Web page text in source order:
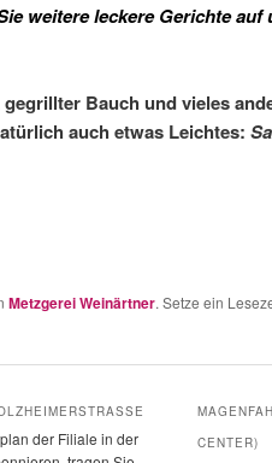
weitere leckere Gerichte auf
gegrillter Bauch und vieles
auch etwas Leichtes:
Metzgerei Weinärtner. Setze ein
der Filiale in der
CENTER)